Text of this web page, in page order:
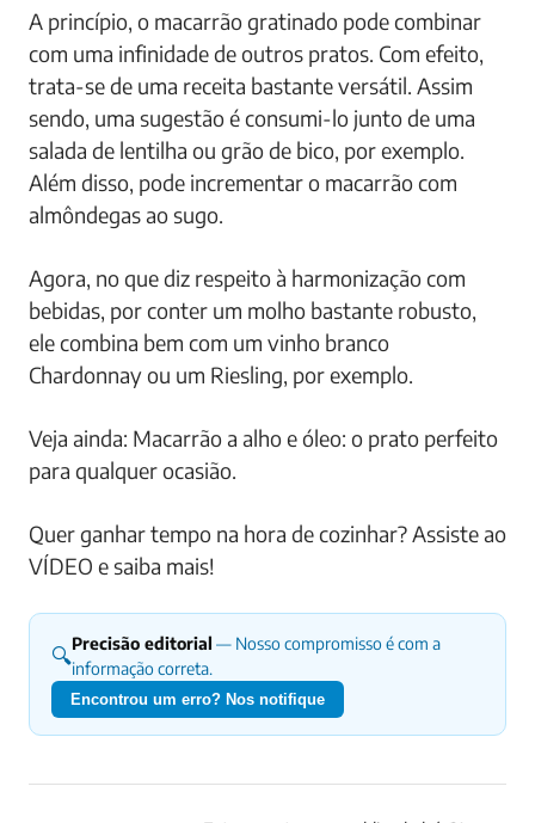
A princípio, o macarrão gratinado pode combinar
com uma infinidade de outros pratos. Com efeito,
trata-se de uma receita bastante versátil. Assim
sendo, uma sugestão é consumi-lo junto de uma
salada de lentilha ou grão de bico, por exemplo.
Além disso, pode incrementar o macarrão com
almôndegas ao sugo.
Agora, no que diz respeito à harmonização com
bebidas, por conter um molho bastante robusto,
ele combina bem com um vinho branco
Chardonnay ou um Riesling, por exemplo.
Veja ainda: Macarrão a alho e óleo: o prato perfeito
para qualquer ocasião.
Quer ganhar tempo na hora de cozinhar? Assiste ao
VÍDEO e saiba mais!
🔍Precisão editorial — Nosso compromisso é com a
informação correta.
Encontrou um erro? Nos notifique